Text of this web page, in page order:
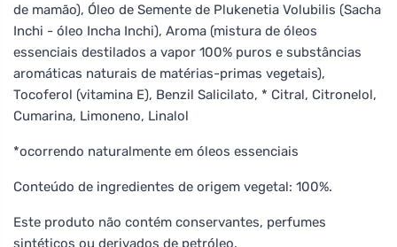
de mamão), Óleo de Semente de Plukenetia Volubilis (Sacha
Inchi - óleo Incha Inchi), Aroma (mistura de óleos
essenciais destilados a vapor 100% puros e substâncias
aromáticas naturais de matérias-primas vegetais),
Tocoferol (vitamina E), Benzil Salicilato, * Citral, Citronelol,
Cumarina, Limoneno, Linalol
*ocorrendo naturalmente em óleos essenciais
Conteúdo de ingredientes de origem vegetal: 100%.
Este produto não contém conservantes, perfumes
sintéticos ou derivados de petróleo.